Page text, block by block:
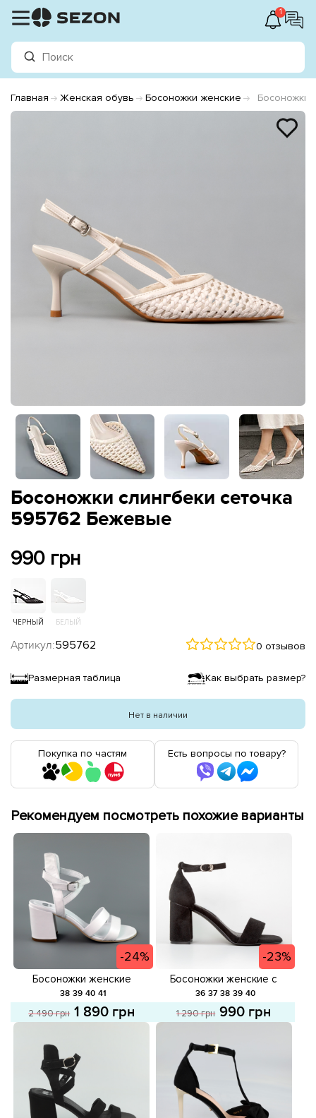
1
Главная Женская обувь Босоножки женские Босоножки
Босоножки слингбеки сеточка
595762 Бежевые
990 грн
ЧЕРНЫЙ БЕЛЫЙ
Артикул:595762 0 отзывов
Размерная таблица Как выбрать размер?
Нет в наличии
Покупка по частям Есть вопросы по товару?
Рекомендуем посмотреть похожие варианты
-24%
Босоножки женские
кожаные 588939 Белые
распродажа
38 39 40 41
2 490 грн 1 890 грн
-23%
Босоножки женские с
закрытой пятой 589033
Черные распродажа
36 37 38 39 40
1 290 грн 990 грн